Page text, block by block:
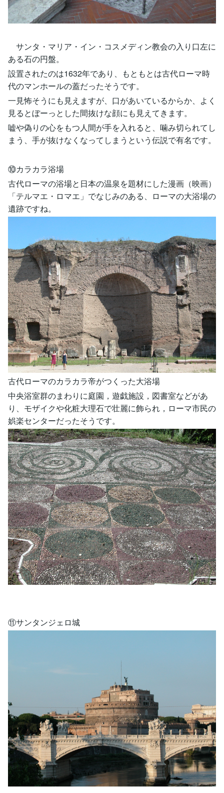
サンタ・マリア・イン・コスメディン教会の入り口左に
ある石の円盤。
設置されたのは1632年であり、もともとは古代ローマ時
代のマンホールの蓋だったそうです。
一見怖そうにも見えますが、口があいているからか、よく
見るとぼーっとした間抜けな顔にも見えてきます。
嘘や偽りの心をもつ人間が手を入れると、噛み切られてし
まう、手が抜けなくなってしまうという伝説で有名です。
⑩カラカラ浴場
古代ローマの浴場と日本の温泉を題材にした漫画（映画）
「テルマエ・ロマエ」でなじみのある、ローマの大浴場の
遺跡ですね。
古代ローマのカラカラ帝がつくった大浴場
中央浴室群のまわりに庭園，遊戯施設，図書室などがあ
り、モザイクや化粧大理石で壮麗に飾られ，ローマ市民の
娯楽センターだったそうです。
⑪サンタンジェロ城